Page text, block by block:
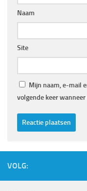
Naam
Site
Mijn naam, e-mail
volgende keer
VOLG: